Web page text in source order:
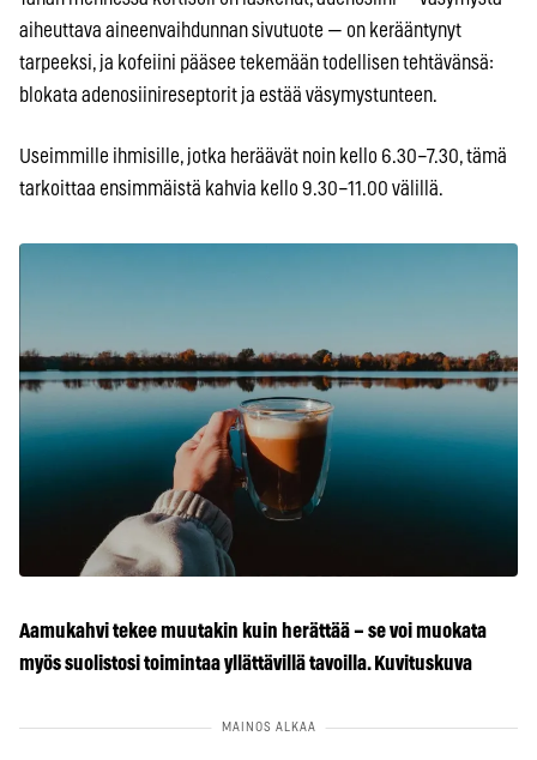
aiheuttava aineenvaihdunnan sivutuote — on kerääntynyt
tarpeeksi, ja kofeiini pääsee tekemään todellisen tehtävänsä:
blokata adenosiinireseptorit ja estää väsymystunteen.
Useimmille ihmisille, jotka heräävät noin kello 6.30–7.30, tämä
tarkoittaa ensimmäistä kahvia kello 9.30–11.00 välillä.
Aamukahvi tekee muutakin kuin herättää – se voi muokata
myös suolistosi toimintaa yllättävillä tavoilla. Kuvituskuva